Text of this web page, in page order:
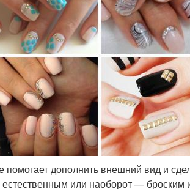
дополнить внешний вид и
или наоборот — броским